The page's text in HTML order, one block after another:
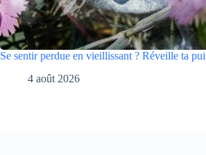
Se sentir perdue en vieillissant ? Réveille ta
4 août 2026